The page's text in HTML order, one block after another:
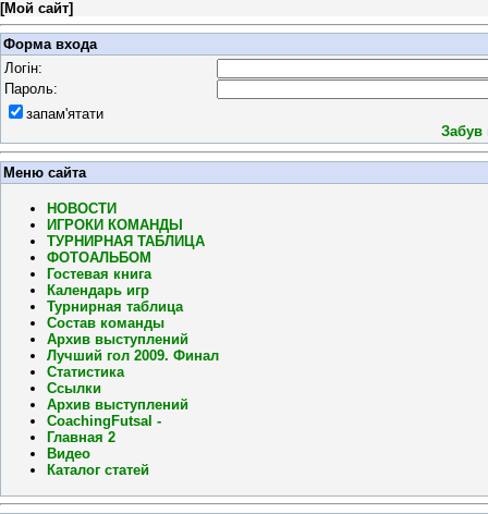
[Мой сайт]
Форма входа
Логін:
Пароль:
запам'ятати
Забув
Меню сайта
НОВОСТИ
ИГРОКИ КОМАНДЫ
ТУРНИРНАЯ ТАБЛИЦА
ФОТОАЛЬБОМ
Гостевая книга
Календарь игр
Турнирная таблица
Состав команды
Архив выступлений
Лучший гол 2009. Финал
Статистика
Ссылки
Архив выступлений
CoachingFutsal -
Главная 2
Видео
Каталог статей